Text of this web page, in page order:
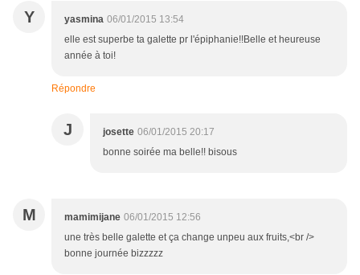
Y yasmina 06/01/2015 13:54
elle est superbe ta galette pr l'épiphanie!!Belle et heureuse
année à toi!
Répondre
J josette 06/01/2015 20:17
bonne soirée ma belle!! bisous
M mamimijane 06/01/2015 12:56
une très belle galette et ça change unpeu aux fruits,<br />
bonne journée bizzzzz